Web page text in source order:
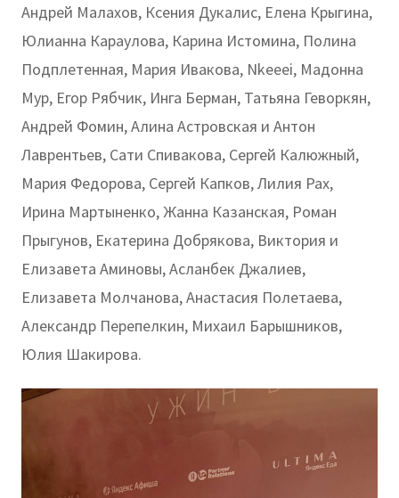
Андрей Малахов, Ксения Дукалис, Елена Крыгина,
Юлианна Караулова, Карина Истомина, Полина
Подплетенная, Мария Ивакова, Nkeeei, Мадонна
Мур, Егор Рябчик, Инга Берман, Татьяна Геворкян,
Андрей Фомин, Алина Астровская и Антон
Лаврентьев, Сати Спивакова, Сергей Калюжный,
Мария Федорова, Сергей Капков, Лилия Рах,
Ирина Мартыненко, Жанна Казанская, Роман
Прыгунов, Екатерина Добрякова, Виктория и
Елизавета Аминовы, Асланбек Джалиев,
Елизавета Молчанова, Анастасия Полетаева,
Александр Перепелкин, Михаил Барышников,
Юлия Шакирова.